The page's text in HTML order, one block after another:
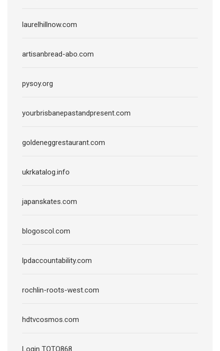
laurelhillnow.com
artisanbread-abo.com
pysoy.org
yourbrisbanepastandpresent.com
goldeneggrestaurant.com
ukrkatalog.info
japanskates.com
blogoscol.com
lpdaccountability.com
rochlin-roots-west.com
hdtvcosmos.com
Login TOTO868